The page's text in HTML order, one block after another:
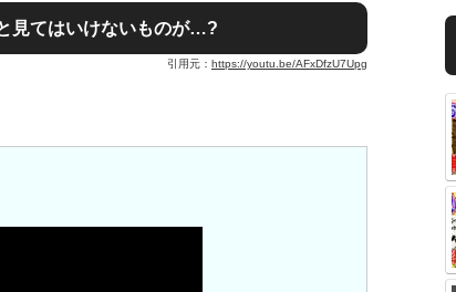
見てはいけないものが…?
引用元： https://youtu.be/AFxDfzU7Upg